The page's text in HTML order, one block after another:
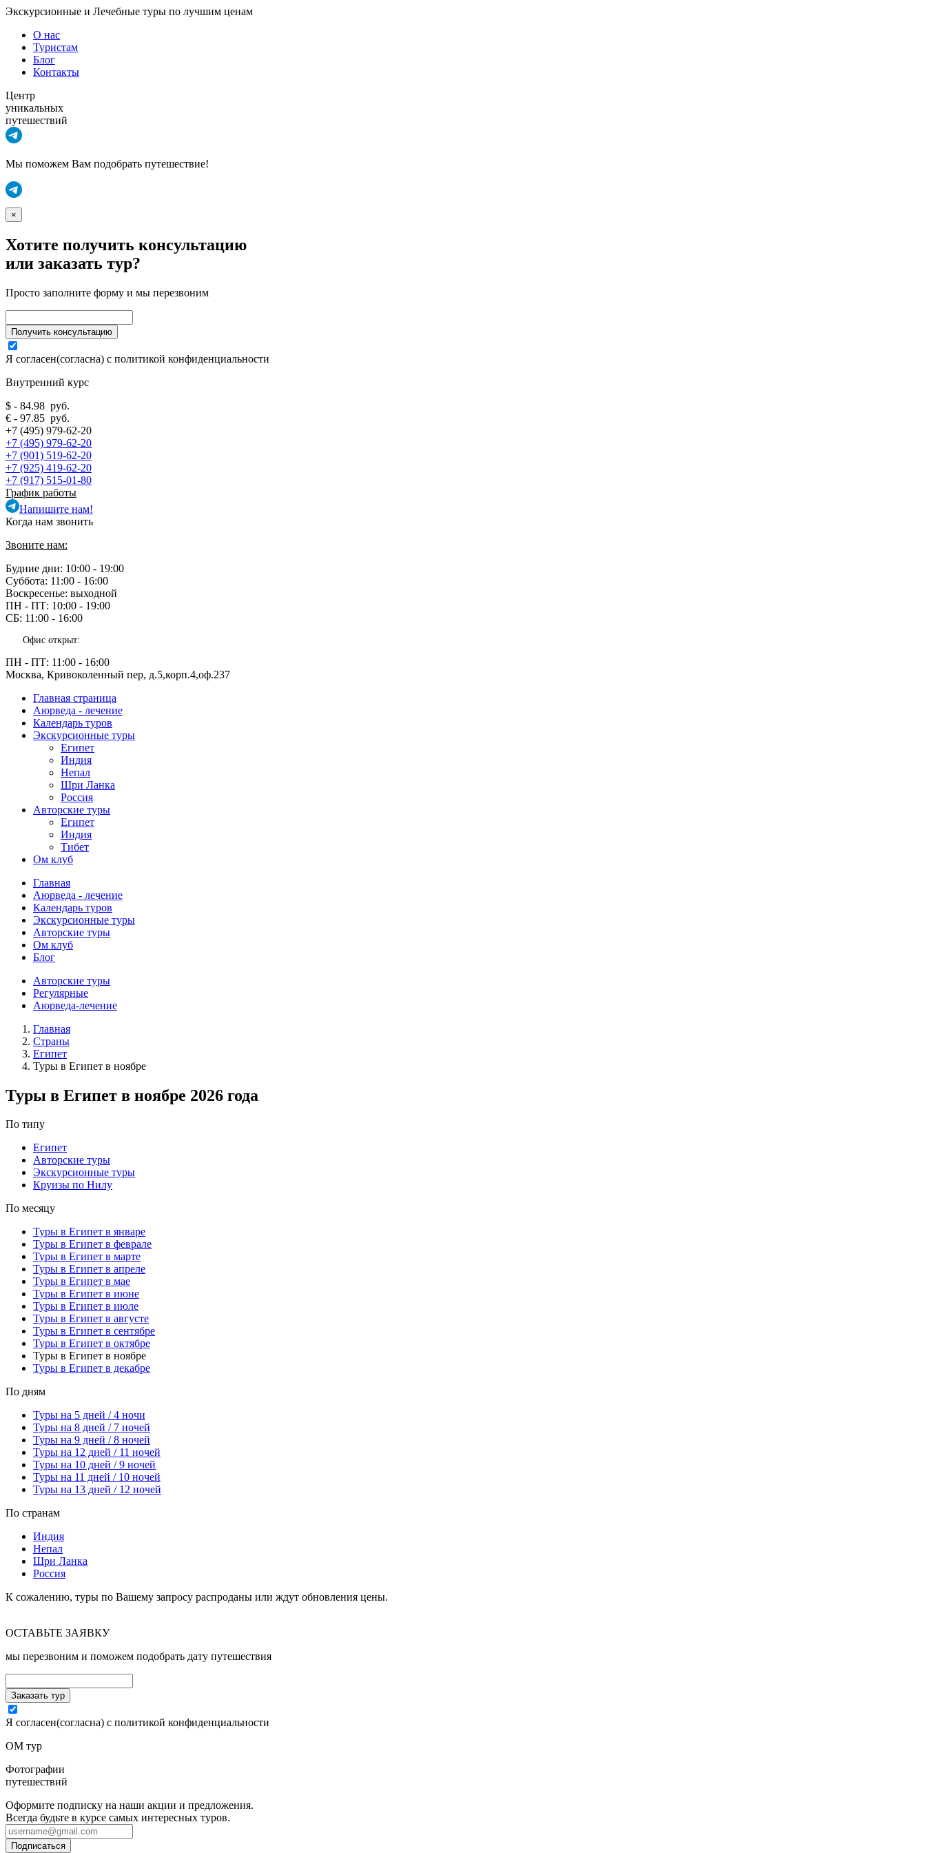
Экскурсионные и Лечебные туры по лучшим ценам
О нас
Туристам
Блог
Контакты
Центр
уникальных
путешествий
Мы поможем Вам подобрать путешествие!
×
Хотите получить консультацию
или заказать тур?
Просто заполните форму и мы перезвоним
Я согласен(согласна) с политикой конфиденциальности
Внутренний курс
$ - 84.98 руб.
€ - 97.85 руб.
+7 (495) 979-62-20
+7 (495) 979-62-20
+7 (901) 519-62-20
+7 (925) 419-62-20
+7 (917) 515-01-80
График работы
Напишите нам!
Когда нам звонить
Звоните нам:
Будние дни: 10:00 - 19:00
Суббота: 11:00 - 16:00
Воскресенье: выходной
ПН - ПТ: 10:00 - 19:00
СБ: 11:00 - 16:00
Офис открыт:
ПН - ПТ: 11:00 - 16:00
Москва, Кривоколенный пер, д.5,корп.4,оф.237
Главная страница
Аюрведа - лечение
Календарь туров
Экскурсионные туры
Египет
Индия
Непал
Шри Ланка
Россия
Авторские туры
Египет
Индия
Тибет
Ом клуб
Главная
Аюрведа - лечение
Календарь туров
Экскурсионные туры
Авторские туры
Ом клуб
Блог
Авторские туры
Регулярные
Аюрведа-лечение
Главная
Страны
Египет
Туры в Египет в ноябре
Туры в Египет в ноябре 2026 года
По типу
Египет
Авторские туры
Экскурсионные туры
Круизы по Нилу
По месяцу
Туры в Египет в январе
Туры в Египет в феврале
Туры в Египет в марте
Туры в Египет в апреле
Туры в Египет в мае
Туры в Египет в июне
Туры в Египет в июле
Туры в Египет в августе
Туры в Египет в сентябре
Туры в Египет в октябре
Туры в Египет в ноябре
Туры в Египет в декабре
По дням
Туры на 5 дней / 4 ночи
Туры на 8 дней / 7 ночей
Туры на 9 дней / 8 ночей
Туры на 12 дней / 11 ночей
Туры на 10 дней / 9 ночей
Туры на 11 дней / 10 ночей
Туры на 13 дней / 12 ночей
По странам
Индия
Непал
Шри Ланка
Россия
К сожалению, туры по Вашему запросу распроданы или ждут обновления цены.
ОСТАВЬТЕ ЗАЯВКУ
мы перезвоним и поможем подобрать дату путешествия
Я согласен(согласна) с политикой конфиденциальности
ОМ тур
Фотографии
путешествий
Оформите подписку на наши акции и предложения.
Всегда будьте в курсе самых интересных туров.